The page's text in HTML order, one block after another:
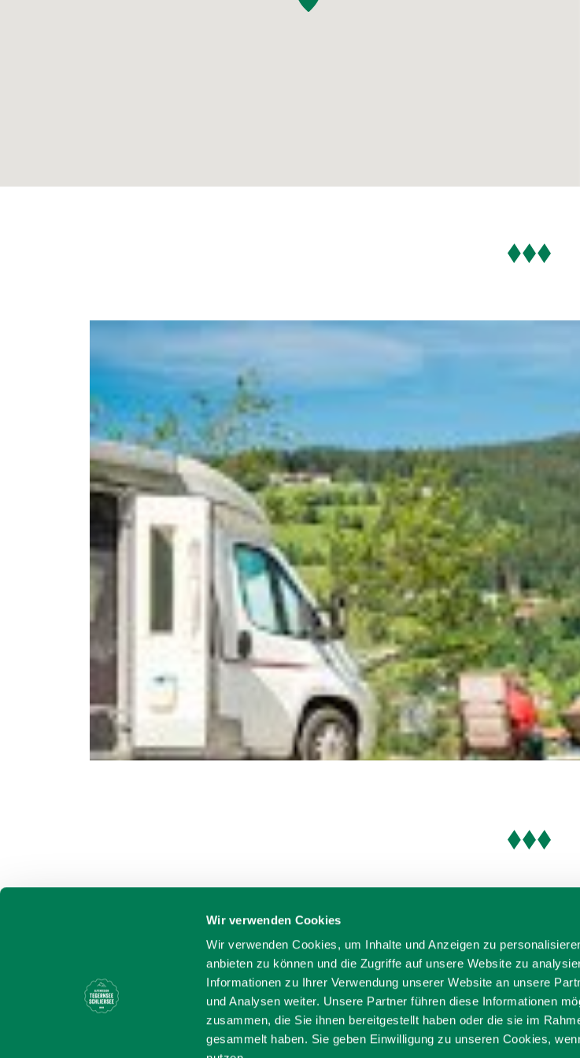
Wir verwenden Cookies
Wir verwenden Cookies, um Inhalte und Anzeigen zu
anbieten zu können und die Zugriffe auf unsere Website zu
Informationen zu Ihrer Verwendung unserer Website an unsere
und Analysen weiter. Unsere Partner führen diese Informationen
zusammen, die Sie ihnen bereitgestellt haben oder die sie im
gesammelt haben. Sie geben Einwilligung zu unseren Cookies,